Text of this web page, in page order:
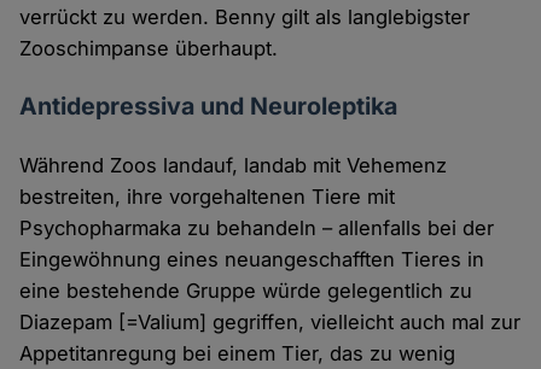
verrückt zu werden. Benny gilt als langlebigster
Zooschimpanse überhaupt.
Antidepressiva und Neuroleptika
Während Zoos landauf, landab mit Vehemenz
bestreiten, ihre vorgehaltenen Tiere mit
Psychopharmaka zu behandeln – allenfalls bei der
Eingewöhnung eines neuangeschafften Tieres in
eine bestehende Gruppe würde gelegentlich zu
Diazepam [=Valium] gegriffen, vielleicht auch mal zur
Appetitanregung bei einem Tier, das zu wenig